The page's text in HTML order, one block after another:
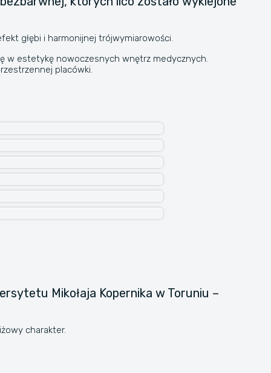
głębi i harmonijnej trójwymiarowości.
w estetykę nowoczesnych wnętrz medycznych.
placówki.
Mikołaja Kopernika w Toruniu –
charakter.